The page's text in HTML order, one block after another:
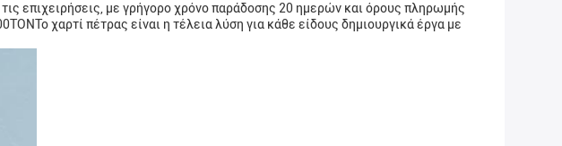
επιχειρήσεις, με γρήγορο χρόνο παράδοσης 20 ημερών και όρους πληρωμής
χαρτί πέτρας είναι η τέλεια λύση για κάθε είδους δημιουργικά έργα με